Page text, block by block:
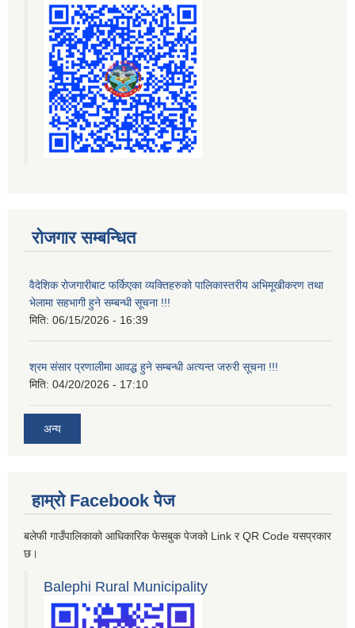
रोजगार सम्बन्धित
वैदेशिक रोजगारीबाट फर्किएका व्यक्तिहरुको पालिकास्तरीय अभिमूखीकरण तथा
भेलामा सहभागी हुने सम्बन्धी सूचना !!!
मिति: 06/15/2026 - 16:39
श्रम संसार प्रणालीमा आवद्ध हुने सम्बन्धी अत्यन्त जरुरी सूचना !!!
मिति: 04/20/2026 - 17:10
अन्य
हाम्रो Facebook पेज
बलेफी गाउँपालिकाको आधिकारिक फेसबुक पेजको Link र QR Code यसप्रकार
छ।
Balephi Rural Municipality